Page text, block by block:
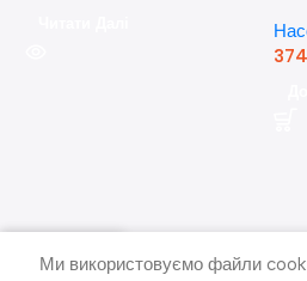
Ми використовуємо файли